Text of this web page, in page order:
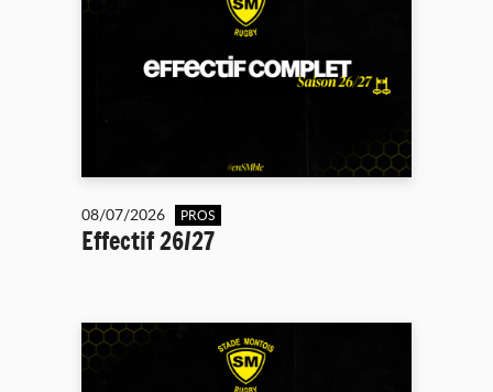
08/07/2026 PROS
Effectif 26/27